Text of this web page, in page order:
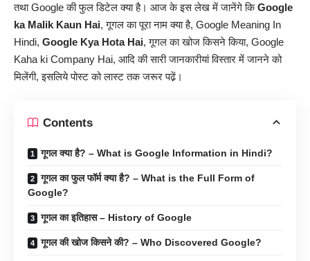
तथा Google की फुल डिटेल क्या है। आज के इस लेख में जानेंगे किGoogle
ka Malik Kaun Hai, गूगल का पूरा नाम क्या है, Google Meaning In
Hindi, Google Kya Hota Hai, गूगल का खोज किसने किया, Google
Kaha ki Company Hai, आदि की सारीजानकारीयांविस्तार में जानने को
मिलेंगी, इसलिये पोस्ट को लास्ट तक जरूर पढे़ं।
Contents
गूगल क्या है? – What is Google Information in Hindi?
गूगल का फुल फॉर्म क्या है? – What is the Full Form of
Google?
गूगल का इतिहास – History of Google
गूगल की खोज किसने की? – Who Discovered Google?